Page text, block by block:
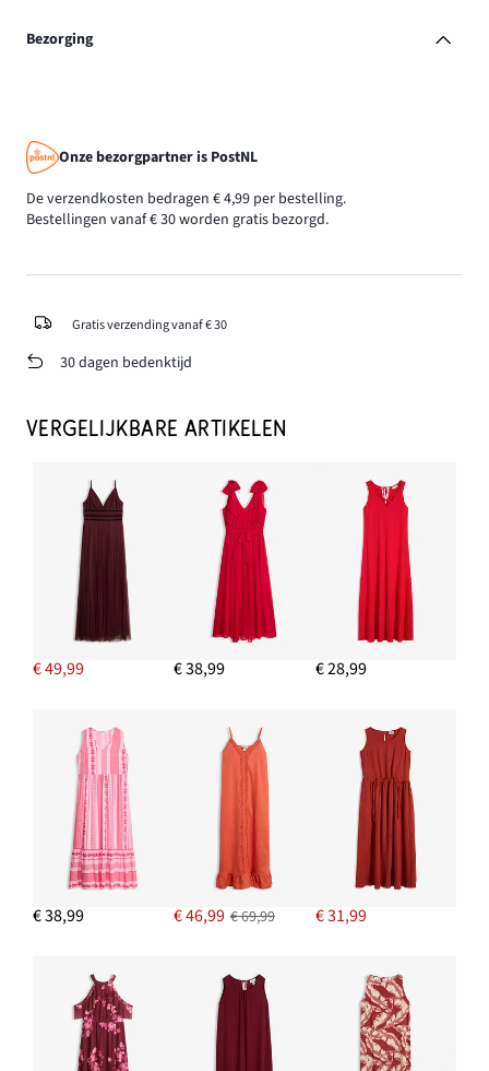
Bezorging
Onze bezorgpartner is PostNL
De verzendkosten bedragen € 4,99 per bestelling.
Bestellingen vanaf € 30 worden gratis bezorgd.
Gratis verzending vanaf € 30
30 dagen bedenktijd
VERGELIJKBARE ARTIKELEN
€ 49,99 € 38,99 € 28,99
€ 38,99 € 46,99 € 69,99 € 31,99